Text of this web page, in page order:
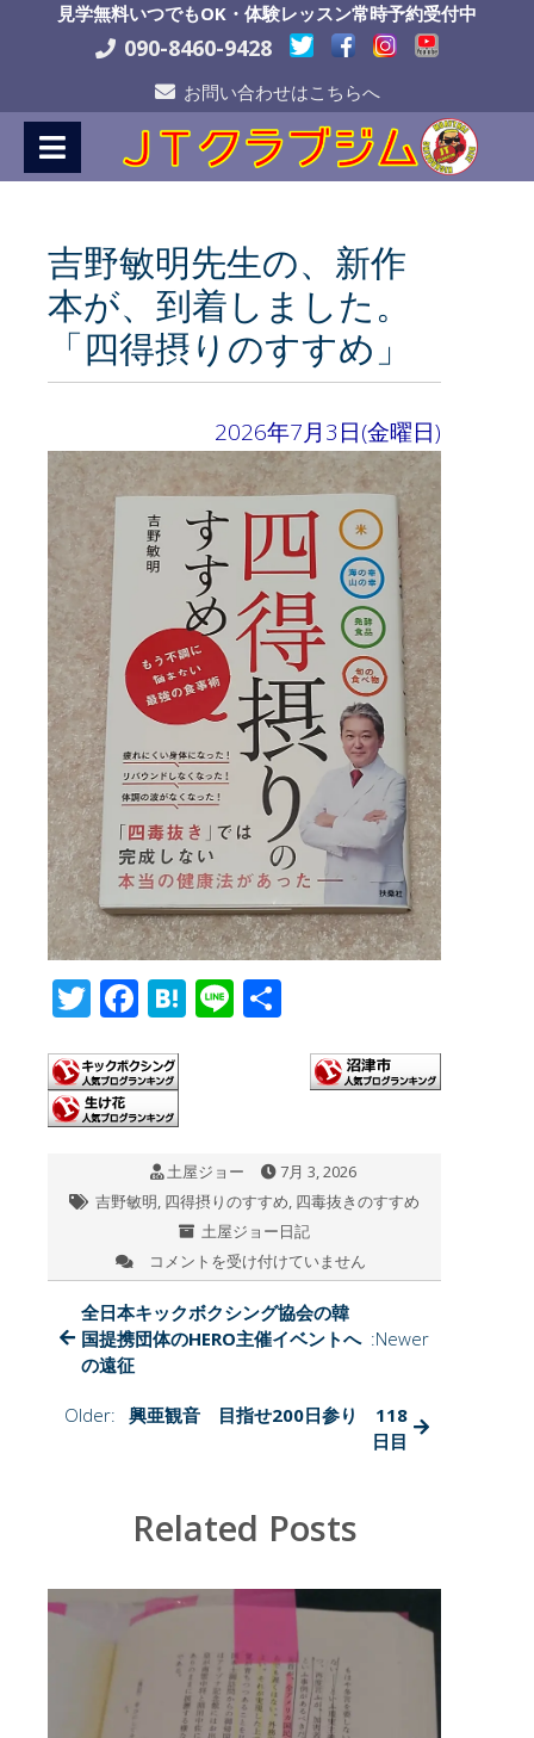
見学無料いつでもOK・体験レッスン常時予約受付中
090-8460-9428
お問い合わせはこちらへ
吉野敏明先生の、新作
本が、到着しました。
「四得摂りのすすめ」
2026年7月3日(金曜日)
T
tt
er
F
e
b
o
o
k
H
a
Li
土屋ジョー
7月 3, 2026
吉野敏明, 四得摂りのすすめ, 四毒抜きのすすめ
土屋ジョー日記
吉
野
敏
明
先
新
着
し
コメントを受け付けていません
全日本キックボクシング協会の韓
国提携団体のHERO主催イベントへ
の遠征
:Newer
Older: 興亜観音 目指せ200日参り 118
日目
Related Posts